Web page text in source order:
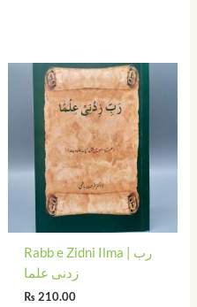
Rabb e Zidni Ilma | رب
زدنی علما
₨210.00